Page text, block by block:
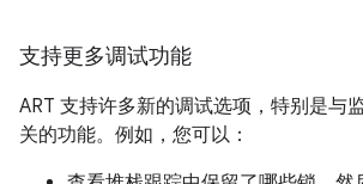
支持更多调试功能
ART 支持许多新的调试选项，特别是与
关的功能。例如，您可以：